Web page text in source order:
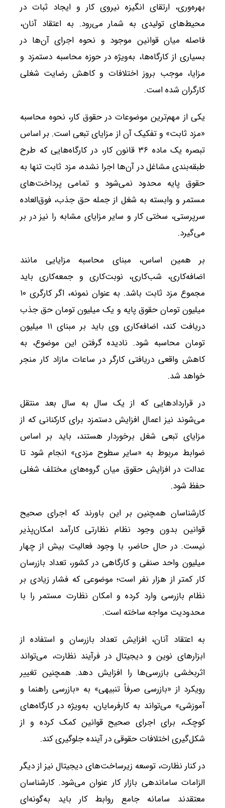
بهره‌وری، ارتقای انگیزه نیروی کار و ایجاد ثبات در
محیط‌های تولیدی به شمار می‌رود. به اعتقاد آنان،
فاصله میان قوانین موجود و نحوه اجرای آن‌ها در
بسیاری از کارگاه‌ها، به‌ویژه در حوزه محاسبه دستمزد و
مزایا، موجب بروز اختلافات و کاهش رضایت شغلی
کارگران شده است.
یکی از مهم‌ترین موضوعات در حقوق کار، نحوه محاسبه
«مزد ثابت» و تفکیک آن از مزایای تبعی است. بر اساس
تبصره یک ماده ۳۶ قانون کار، در کارگاه‌هایی که طرح
طبقه‌بندی مشاغل در آن‌ها اجرا نشده، مزد ثابت تنها به
حقوق پایه محدود نمی‌شود و تمامی پرداخت‌های
مستمر و وابسته به شغل از جمله حق جذب، فوق‌العاده
سرپرستی، سختی کار و سایر مزایای مشابه را نیز در بر
می‌گیرد.
بر همین اساس، مبنای محاسبه مزایایی مانند
اضافه‌کاری، شب‌کاری، نوبت‌کاری و جمعه‌کاری باید
مجموع مزد ثابت باشد. به عنوان نمونه، اگر کارگری ۱۰
میلیون تومان حقوق پایه و یک میلیون تومان حق جذب
دریافت کند، اضافه‌کاری وی باید بر مبنای ۱۱ میلیون
تومان محاسبه شود. نادیده گرفتن این موضوع، به
کاهش واقعی دریافتی کارگر در ساعات مازاد کار منجر
خواهد شد.
در قراردادهایی که از یک سال به سال بعد منتقل
می‌شوند نیز اعمال افزایش دستمزد برای کارکنانی که از
مزایای تبعی شغل برخوردار هستند، باید بر اساس
ضوابط مربوط به «سایر سطوح مزدی» انجام شود تا
عدالت در افزایش حقوق میان گروه‌های مختلف شغلی
حفظ شود.
کارشناسان همچنین بر این باورند که اجرای صحیح
قوانین بدون وجود نظام نظارتی کارآمد امکان‌پذیر
نیست. در حال حاضر، با وجود فعالیت بیش از چهار
میلیون واحد صنفی و کارگاهی در کشور، تعداد بازرسان
کار کمتر از هزار نفر است؛ موضوعی که فشار زیادی بر
نظام بازرسی وارد کرده و امکان نظارت مستمر را با
محدودیت مواجه ساخته است.
به اعتقاد آنان، افزایش تعداد بازرسان و استفاده از
ابزارهای نوین و دیجیتال در فرآیند نظارت، می‌تواند
اثربخشی بازرسی‌ها را افزایش دهد. همچنین تغییر
رویکرد از «بازرسی صرفاً تنبیهی» به «بازرسی راهنما و
آموزشی» می‌تواند به کارفرمایان، به‌ویژه در کارگاه‌های
کوچک، برای اجرای صحیح قوانین کمک کرده و از
شکل‌گیری اختلافات حقوقی در آینده جلوگیری کند.
در کنار نظارت، توسعه زیرساخت‌های دیجیتال نیز از دیگر
الزامات ساماندهی بازار کار عنوان می‌شود. کارشناسان
معتقدند سامانه جامع روابط کار باید به‌گونه‌ای